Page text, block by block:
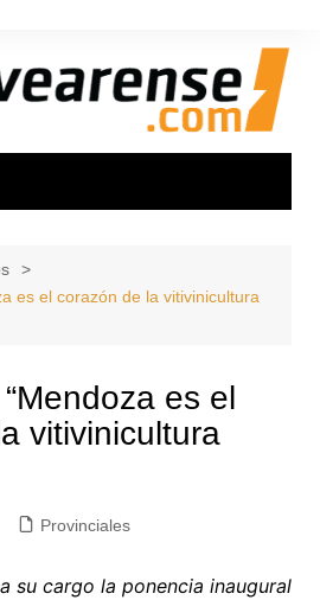
es el corazón de la vitivinicultura
es el
vitivinicultura
Provinciales
su cargo la ponencia inaugural